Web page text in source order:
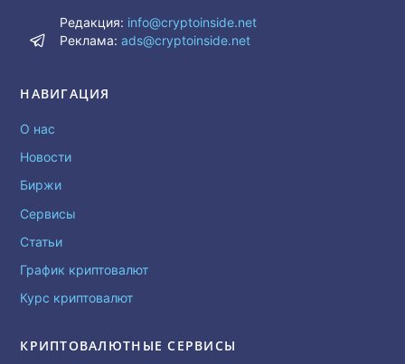
Редакция: info@cryptoinside.net
Реклама:ads@cryptoinside.net
НАВИГАЦИЯ
О нас
Новости
Биржи
Сервисы
Статьи
График криптовалют
Курс криптовалют
КРИПТОВАЛЮТНЫЕ СЕРВИСЫ